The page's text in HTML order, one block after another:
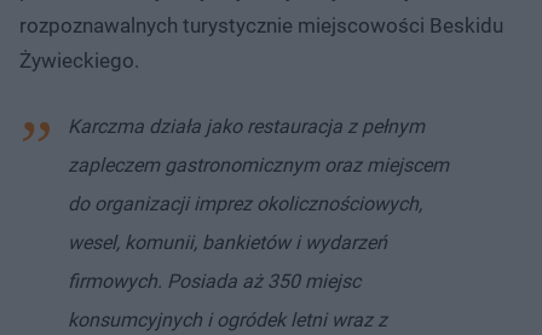
rozpoznawalnych turystycznie miejscowości Beskidu
Żywieckiego.
Karczma działa jako restauracja z pełnym
zapleczem gastronomicznym oraz miejscem
do organizacji imprez okolicznościowych,
wesel, komunii, bankietów i wydarzeń
firmowych. Posiada aż 350 miejsc
konsumcyjnych i ogródek letni wraz z